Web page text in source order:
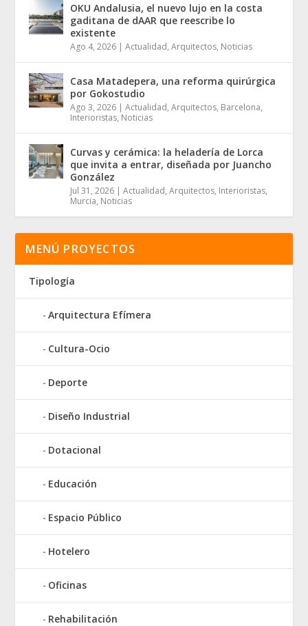
OKU Andalusia, el nuevo lujo en la costa
gaditana de dAAR que reescribe lo
existente
Ago 4, 2026 |Actualidad,Arquitectos, Noticias
Casa Matadepera, una reforma quirúrgica
por Gokostudio
Ago 3, 2026 |Actualidad,Arquitectos, Barcelona,
Interioristas, Noticias
Curvas y cerámica: la heladería de Lorca
que invita a entrar, diseñada por Juancho
González
Jul 31, 2026 |Actualidad,Arquitectos, Interioristas,
Murcia, Noticias
MENÚ PROYECTOS
Tipología
Arquitectura Efímera
Cultura-Ocio
Deporte
Diseño Industrial
Dotacional
Educación
Espacio Público
Hotelero
Oficinas
Rehabilitación